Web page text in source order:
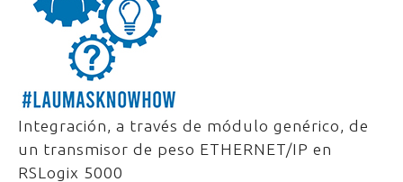
Integración, a través de módulo genérico, de
un transmisor de peso ETHERNET/IP en
RSLogix 5000